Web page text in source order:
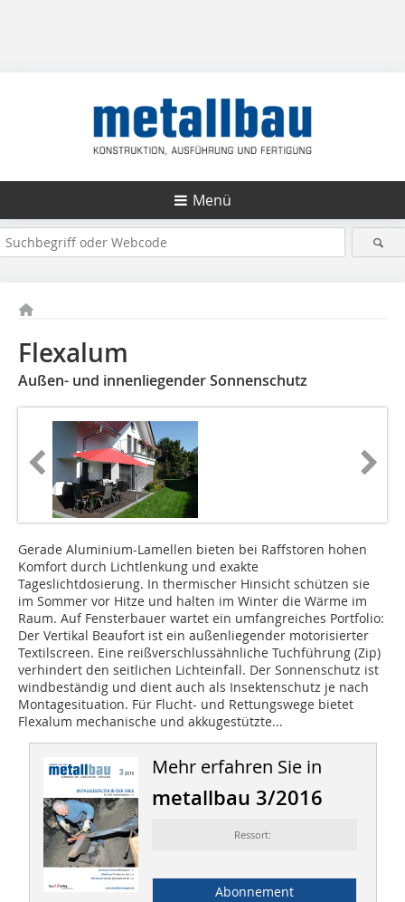
Menü
Flexalum
Außen- und innenliegender Sonnenschutz
Gerade Aluminium-Lamellen bieten bei Raffstoren hohen
Komfort durch Lichtlenkung und exakte
Tageslichtdosierung. In thermischer Hinsicht schützen sie
im Sommer vor Hitze und halten im Winter die Wärme im
Raum. Auf Fensterbauer wartet ein umfangreiches Portfolio:
Der Vertikal Beaufort ist ein außenliegender motorisierter
Textilscreen. Eine reißverschlussähnliche Tuchführung (Zip)
verhindert den seitlichen Lichteinfall. Der Sonnenschutz ist
windbeständig und dient auch als Insektenschutz je nach
Montagesituation. Für Flucht- und Rettungswege bietet
Flexalum mechanische und akkugestützte...
Mehr erfahren Sie in
metallbau 3/2016
Ressort:
Abonnement